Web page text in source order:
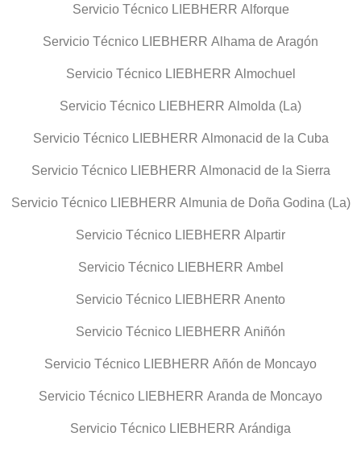
Servicio Técnico LIEBHERR Alforque
Servicio Técnico LIEBHERR Alhama de Aragón
Servicio Técnico LIEBHERR Almochuel
Servicio Técnico LIEBHERR Almolda (La)
Servicio Técnico LIEBHERR Almonacid de la Cuba
Servicio Técnico LIEBHERR Almonacid de la Sierra
Servicio Técnico LIEBHERR Almunia de Doña Godina (La)
Servicio Técnico LIEBHERR Alpartir
Servicio Técnico LIEBHERR Ambel
Servicio Técnico LIEBHERR Anento
Servicio Técnico LIEBHERR Aniñón
Servicio Técnico LIEBHERR Añón de Moncayo
Servicio Técnico LIEBHERR Aranda de Moncayo
Servicio Técnico LIEBHERR Arándiga